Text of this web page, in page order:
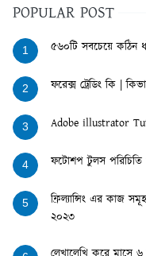
POPULAR POST
1 ৫৬০টি সবচেয়ে কঠিন
2 ফরেক্স ট্রেডিং কি |
3 Adobe illustrator
4 ফটোশপ টুলস পরিচিতি
5
ফ্রিল্যান্সিং এর কাজ
২০২৩